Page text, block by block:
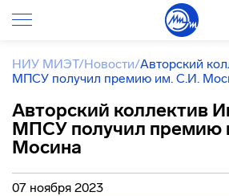
НИУ МИЭТ/Новости/Авторский
МПСУ получил премию им. С.И.
Авторский коллектив
МПСУ получил премию
Мосина
07 ноября 2023